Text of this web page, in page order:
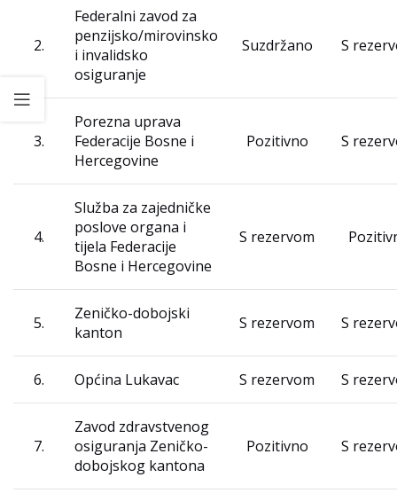
2.
Federalni zavod za
penzijsko/mirovinsko
i invalidsko
osiguranje
Suzdržano S
3.
Porezna uprava
Federacije Bosne i
Hercegovine
Pozitivno S
4.
Služba za zajedničke
poslove organa i
tijela Federacije
Bosne i Hercegovine
S rezervom
5.
Zeničko-dobojski
kanton
S rezervom S
6. Općina Lukavac S rezervom S
7.
Zavod zdravstvenog
osiguranja Zeničko-
dobojskog kantona
Pozitivno S